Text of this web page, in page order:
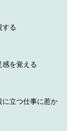
する
感を覚える
に立つ仕事に惹か